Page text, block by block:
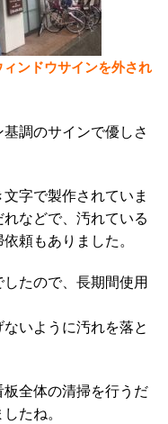
ンドウサインを外され
調のサインで優しさ
字で製作されていま
などで、汚れている
頼もありました。
たので、長期間使用
いように汚れを落と
全体の清掃を行うだ
たね。